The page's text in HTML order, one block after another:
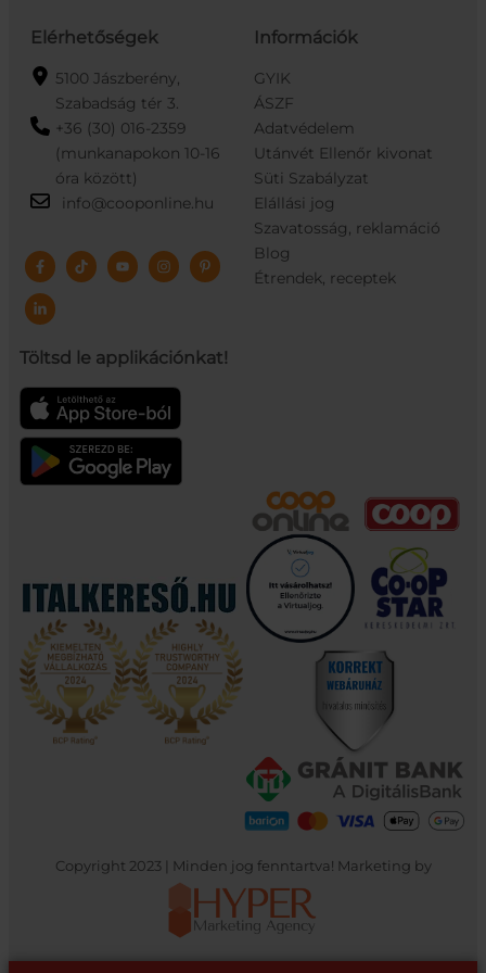
Elérhetőségek
5100 Jászberény,
Szabadság tér 3.
+36 (30) 016-2359
(munkanapokon 10-16
óra között)
info@cooponline.hu
Töltsd le applikációnkat!
Információk
GYIK
ÁSZF
Adatvédelem
Utánvét Ellenőr kivonat
Süti Szabályzat
Elállási jog
Szavatosság, reklamáció
Blog
Étrendek, receptek
Copyright 2023 | Minden jog fenntartva! Marketing by